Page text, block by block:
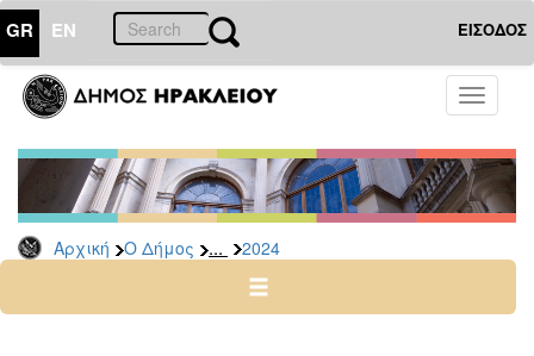
GR EN ΕΙΣΟΔΟΣ
Toggle
Αρχική Ο Δήμος ... 2024
ΔΗΜΟΣ
Δελτία
Τύπου
Αρχείο
2026
2024